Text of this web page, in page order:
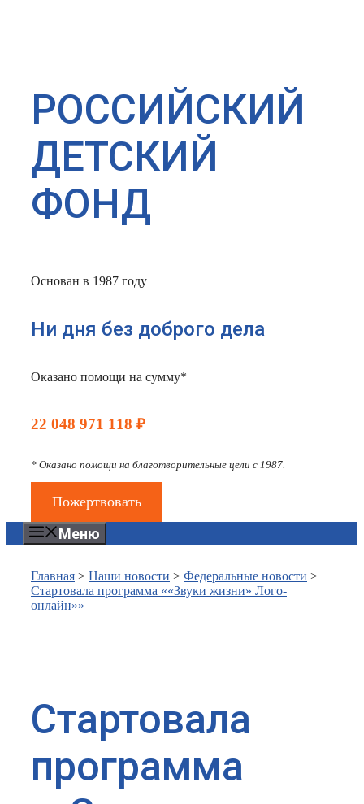
РОССИЙСКИЙ
ДЕТСКИЙ
ФОНД
Основан в 1987 году
Ни дня без доброго дела
Оказано помощи на сумму*
22 048 971 118 ₽
* Оказано помощи на благотворительные цели с 1987.
Пожертвовать
Меню
Главная > Наши новости > Федеральные новости >
Стартовала программа ««Звуки жизни» Лого-
онлайн»»
Стартовала
программа